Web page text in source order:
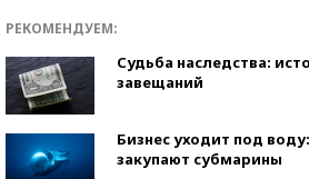
РЕКОМЕНДУЕМ:
Судьба наследства:
завещаний
Бизнес уходит под
закупают субмарины